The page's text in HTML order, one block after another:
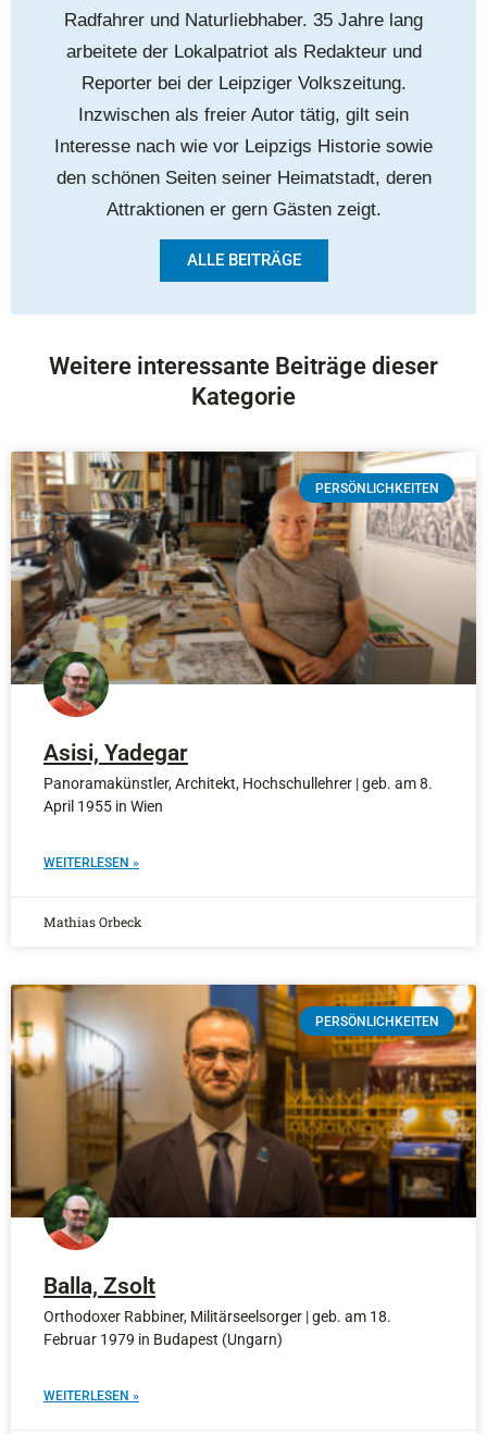
Radfahrer und Naturliebhaber. 35 Jahre lang
arbeitete der Lokalpatriot als Redakteur und
Reporter bei der Leipziger Volkszeitung.
Inzwischen als freier Autor tätig, gilt sein
Interesse nach wie vor Leipzigs Historie sowie
den schönen Seiten seiner Heimatstadt, deren
Attraktionen er gern Gästen zeigt.
ALLE BEITRÄGE
Weitere interessante Beiträge dieser
Kategorie
PERSÖNLICHKEITEN
Asisi, Yadegar
Panoramakünstler, Architekt, Hochschullehrer | geb. am 8.
April 1955 in Wien
WEITERLESEN »
Mathias Orbeck
PERSÖNLICHKEITEN
Balla, Zsolt
Orthodoxer Rabbiner, Militärseelsorger | geb. am 18.
Februar 1979 in Budapest (Ungarn)
WEITERLESEN »